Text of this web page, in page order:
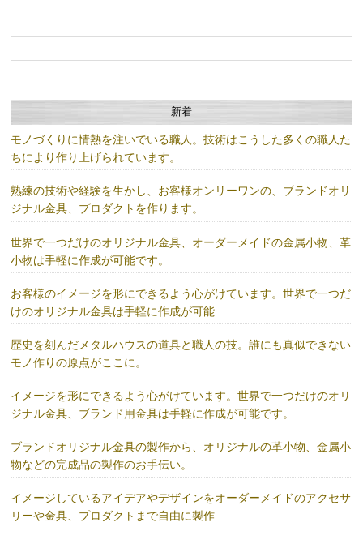
新着
モノづくりに情熱を注いでいる職人。技術はこうした多くの職人た
ちにより作り上げられています。
熟練の技術や経験を生かし、お客様オンリーワンの、ブランドオリ
ジナル金具、プロダクトを作ります。
世界で一つだけのオリジナル金具、オーダーメイドの金属小物、革
小物は手軽に作成が可能です。
お客様のイメージを形にできるよう心がけています。世界で一つだ
けのオリジナル金具は手軽に作成が可能
歴史を刻んだメタルハウスの道具と職人の技。誰にも真似できない
モノ作りの原点がここに。
イメージを形にできるよう心がけています。世界で一つだけのオリ
ジナル金具、ブランド用金具は手軽に作成が可能です。
ブランドオリジナル金具の製作から、オリジナルの革小物、金属小
物などの完成品の製作のお手伝い。
イメージしているアイデアやデザインをオーダーメイドのアクセサ
リーや金具、プロダクトまで自由に製作